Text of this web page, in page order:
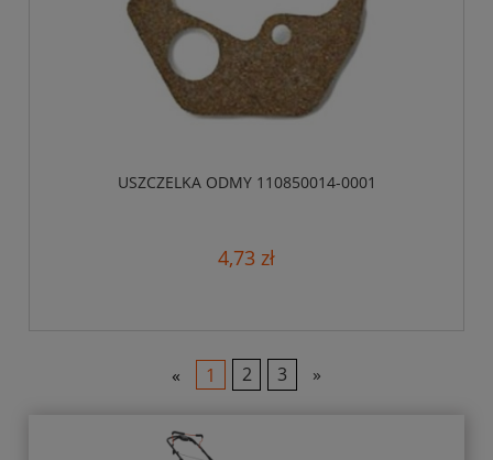
USZCZELKA ODMY 110850014-0001
4,73 zł
« 1 2 3 »